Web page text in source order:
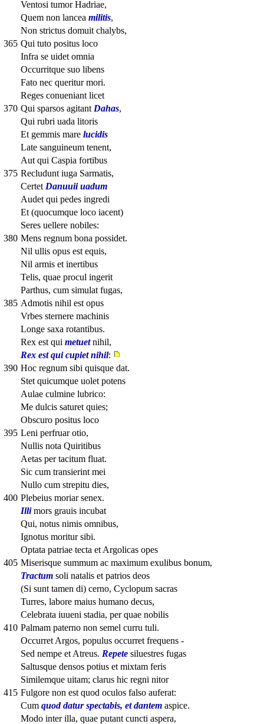
Ventosi tumor Hadriae,
Quem non lancea militis,
Non strictus domuit chalybs,
365 Qui tuto positus loco
Infra se uidet omnia
Occurritque suo libens
Fato nec queritur mori.
Reges conueniant licet
370 Qui sparsos agitant Dahas,
Qui rubri uada litoris
Et gemmis mare lucidis
Late sanguineum tenent,
Aut qui Caspia fortibus
375 Recludunt iuga Sarmatis,
Certet Danuuii uadum
Audet qui pedes ingredi
Et (quocumque loco iacent)
Seres uellere nobiles:
380 Mens regnum bona possidet.
Nil ullis opus est equis,
Nil armis et inertibus
Telis, quae procul ingerit
Parthus, cum simulat fugas,
385 Admotis nihil est opus
Vrbes sternere machinis
Longe saxa rotantibus.
Rex est qui metuetnihil,
Rex est qui cupiet nihil:
390 Hoc regnum sibi quisque dat.
Stet quicumque uolet potens
Aulae culmine lubrico:
Me dulcis saturet quies;
Obscuro positus loco
395 Leni perfruar otio,
Nullis nota Quiritibus
Aetas per tacitum fluat.
Sic cum transierint mei
Nullo cum strepitu dies,
400 Plebeius moriar senex.
Illimors grauis incubat
Qui, notus nimis omnibus,
Ignotus moritur sibi.
Optata patriae tecta et Argolicas opes
405 Miserisque summum ac maximum exulibus bonum,
Tractum soli natalis et patrios deos
(Si sunt tamen di) cerno, Cyclopum sacras
Turres, labore maius humano decus,
Celebrata iuueni stadia, per quae nobilis
410 Palmam paterno non semel curru tuli.
Occurret Argos, populus occurret frequens -
Sed nempe et Atreus. Repete siluestres fugas
Saltusque densos potius et mixtam feris
Similemque uitam; clarus hic regni nitor
415 Fulgore non est quod oculos falso auferat:
Cum quod datur spectabis, et dantem aspice.
Modo inter illa, quae putant cuncti aspera,